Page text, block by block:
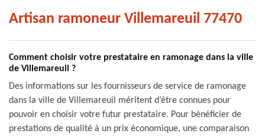
Artisan ramoneur Villemareuil 77470
Comment choisir votre prestataire en ramonage dans la ville
de Villemareuil ?
Des informations sur les fournisseurs de service de ramonage
dans la ville de Villemareuil méritent d’être connues pour
pouvoir en choisir votre futur prestataire. Pour bénéficier de
prestations de qualité à un prix économique, une comparaison